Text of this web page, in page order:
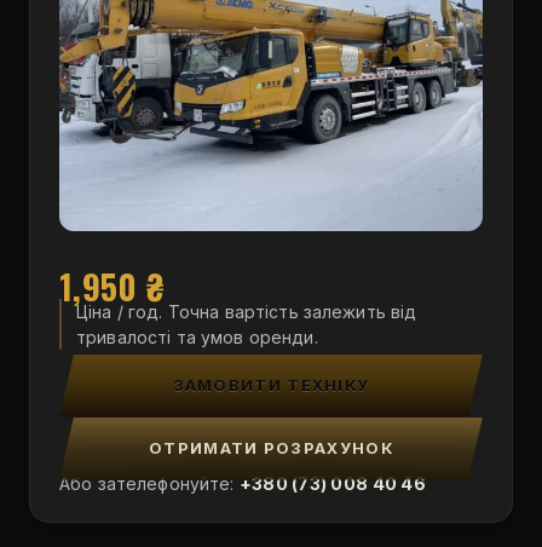
1,950 ₴
Ціна / год. Точна вартість залежить від
тривалості та умов оренди.
ЗАМОВИТИ ТЕХНІКУ
ОТРИМАТИ РОЗРАХУНОК
Або зателефонуйте: +380 (73) 008 40 46